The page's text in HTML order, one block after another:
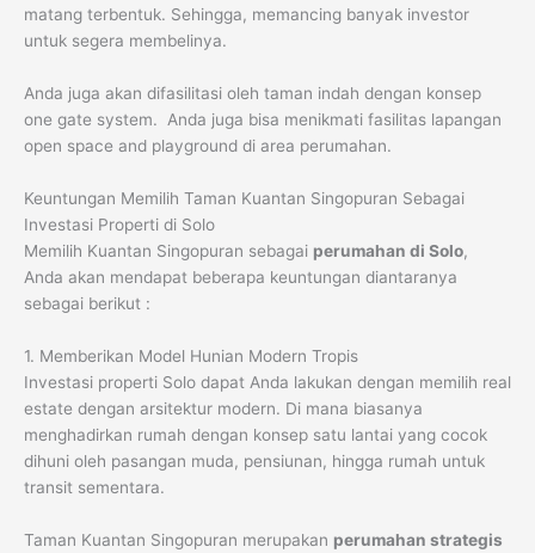
matang terbentuk. Sehingga, memancing banyak investor
untuk segera membelinya.
Anda juga akan difasilitasi oleh taman indah dengan konsep
one gate system. Anda juga bisa menikmati fasilitas lapangan
open space and playground di area perumahan.
Keuntungan Memilih Taman Kuantan Singopuran Sebagai
Investasi Properti di Solo
Memilih Kuantan Singopuran sebagai perumahan di Solo,
Anda akan mendapat beberapa keuntungan diantaranya
sebagai berikut :
1. Memberikan Model Hunian Modern Tropis
Investasi properti Solo dapat Anda lakukan dengan memilih real
estate dengan arsitektur modern. Di mana biasanya
menghadirkan rumah dengan konsep satu lantai yang cocok
dihuni oleh pasangan muda, pensiunan, hingga rumah untuk
transit sementara.
Taman Kuantan Singopuran merupakan perumahan strategis